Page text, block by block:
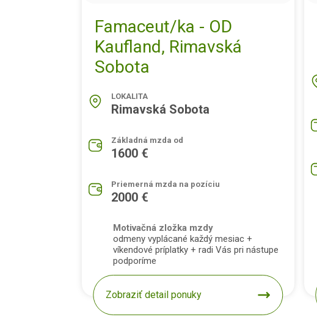
Famaceut/ka - OD
Kaufland, Rimavská
Sobota
LOKALITA
Rimavská Sobota
Základná mzda od
1600 €
Priemerná mzda na pozíciu
2000 €
Motivačná zložka mzdy
odmeny vyplácané každý mesiac +
víkendové príplatky + radi Vás pri nástupe
podporíme
Zobraziť detail ponuky